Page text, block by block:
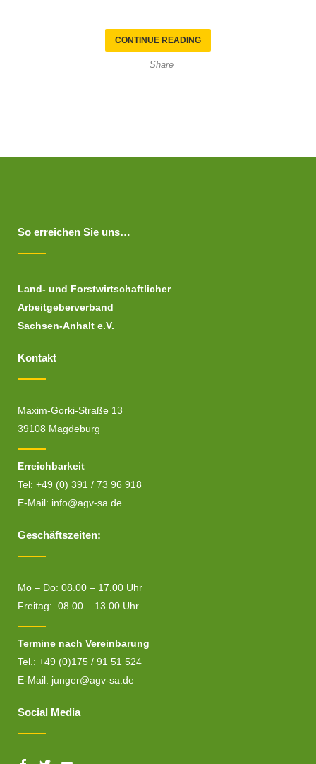
CONTINUE READING
Share
So erreichen Sie uns…
Land- und Forstwirtschaftlicher
Arbeitgeberverband
Sachsen-Anhalt e.V.
Kontakt
Maxim-Gorki-Straße 13
39108 Magdeburg
Erreichbarkeit
Tel: +49 (0) 391 / 73 96 918
E-Mail: info@agv-sa.de
Geschäftszeiten:
Mo – Do: 08.00 – 17.00 Uhr
Freitag: 08.00 – 13.00 Uhr
Termine nach Vereinbarung
Tel.: +49 (0)175 / 91 51 524
E-Mail: junger@agv-sa.de
Social Media